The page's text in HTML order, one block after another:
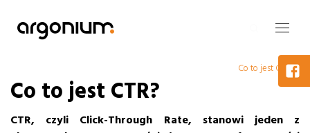
Co to jest CTR?
Co to jest CTR?
CTR, czyli Click-Through Rate, stanowi jeden z